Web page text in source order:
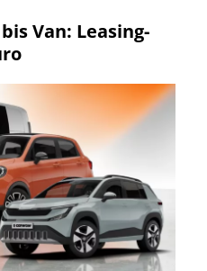
Van: Leasing-